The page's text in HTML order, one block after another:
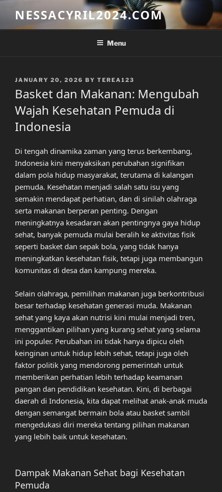
content
NESSACYRIL2024.COM
Menu
POSTED
JANUARY 20, 2026 BY TEREA123
Basket dan Makanan: Mengubah
Wajah Kesehatan Pemuda di
Indonesia
Di tengah dinamika zaman yang terus berkembang,
Indonesia kini menyaksikan perubahan signifikan
dalam pola hidup masyarakat, terutama di kalangan
pemuda. Kesehatan menjadi salah satu isu yang
semakin mendapat perhatian, dan di sinilah olahraga
serta makanan berperan penting. Dengan
meningkatnya kesadaran akan pentingnya gaya hidup
sehat, banyak pemuda mulai beralih ke aktivitas fisik
seperti basket dan sepak bola, yang tidak hanya
meningkatkan kesehatan fisik, tetapi juga membangun
komunitas di desa dan kampung mereka.
Selain olahraga, pemilihan makanan juga berkontribusi
besar terhadap kesehatan generasi muda. Makanan
sehat yang kaya akan nutrisi kini mulai menjadi tren,
menggantikan pilihan yang kurang sehat yang selama
ini populer. Perubahan ini tidak hanya dipicu oleh
keinginan untuk hidup lebih sehat, tetapi juga oleh
faktor politik yang mendorong pemerintah untuk
memberikan perhatian lebih terhadap keamanan
pangan dan pendidikan kesehatan. Kini, di berbagai
daerah di Indonesia, kita dapat melihat anak-anak muda
dengan semangat bermain bola atau basket sambil
mengedukasi diri mereka tentang pilihan makanan
yang lebih baik untuk kesehatan.
Dampak Makanan Sehat bagi Kesehatan
Pemuda